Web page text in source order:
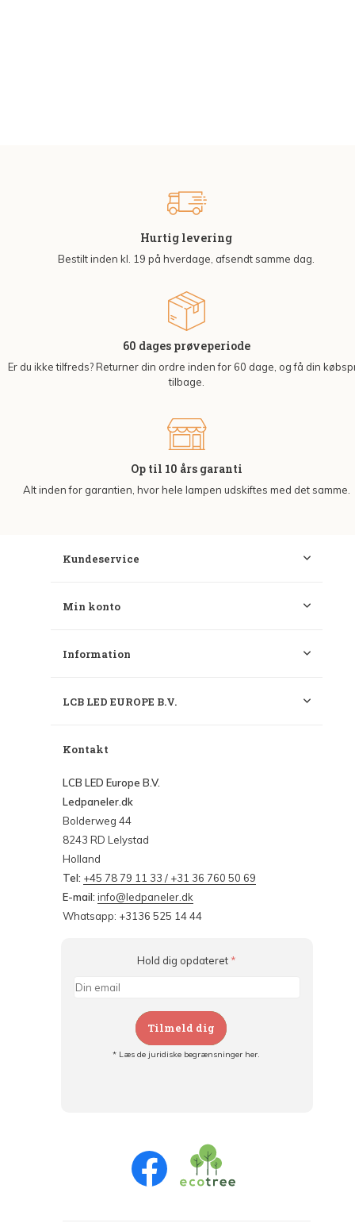
Hurtig levering
Bestilt inden kl. 19 på hverdage, afsendt samme dag.
60 dages prøveperiode
Er du ikke tilfreds? Returner din ordre inden for 60 dage, og få din
tilbage.
Op til 10 års garanti
Alt inden for garantien, hvor hele lampen udskiftes med det samme.
Kundeservice
Min konto
Information
LCB LED EUROPE B.V.
Kontakt
LCB LED Europe B.V.
Ledpaneler.dk
Bolderweg 44
8243 RD Lelystad
Holland
Tel: +45 78 79 11 33 / +31 36 760 50 69
E-mail: info@ledpaneler.dk
Whatsapp: +3136 525 14 44
Hold dig opdateret *
Tilmeld dig
* Læs de juridiske begrænsninger her.